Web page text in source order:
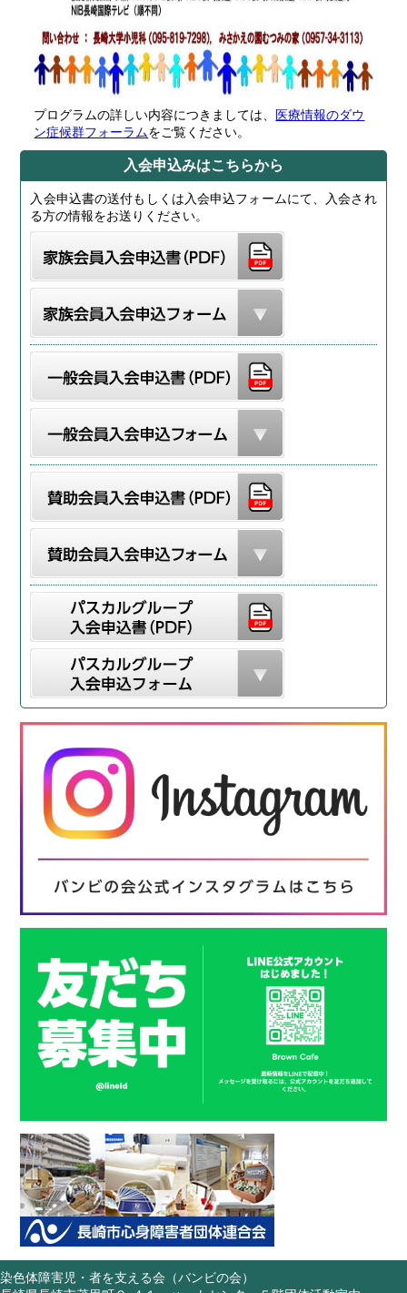
プログラムの詳しい内容につきましては、 医療情報のダウ
ン症候群フォーラムをご覧ください。
入会申込みはこちらから
入会申込書の送付もしくは入会申込フォームにて、入会され
る方の情報をお送りください。
染色体障害児・者を支える会（バンビの会）